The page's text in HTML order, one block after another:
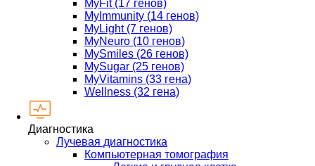
MyFit (17 генов)
MyImmunity (14 генов)
MyLight (7 генов)
MyNeuro (10 генов)
MySmiles (26 генов)
MySugar (25 генов)
MyVitamins (33 гена)
Wellness (32 гена)
Диагностика
Лучевая диагностика
Компьютерная томография